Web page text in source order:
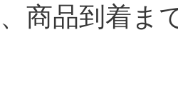
商品到着ま